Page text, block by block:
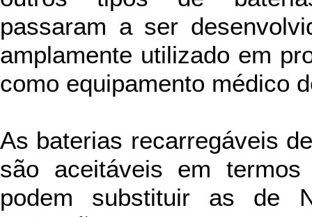
passaram a ser
amplamente utilizado em
como equipamento médico
As baterias recarregáveis
são aceitáveis em termos
podem substituir as de